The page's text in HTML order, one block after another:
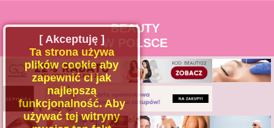
BEAUTY
W POLSCE
[ Akceptuję ]
Ta strona używa
plików cookie aby
zapewnić ci jak
najlepszą
funkcjonalność. Aby
używać tej witryny